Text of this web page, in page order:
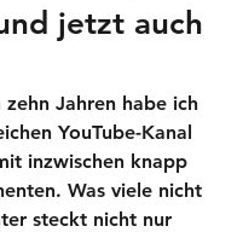
jetzt auch
Jahren habe ich
YouTube-Kanal
inzwischen knapp
Was viele nicht
steckt nicht nur